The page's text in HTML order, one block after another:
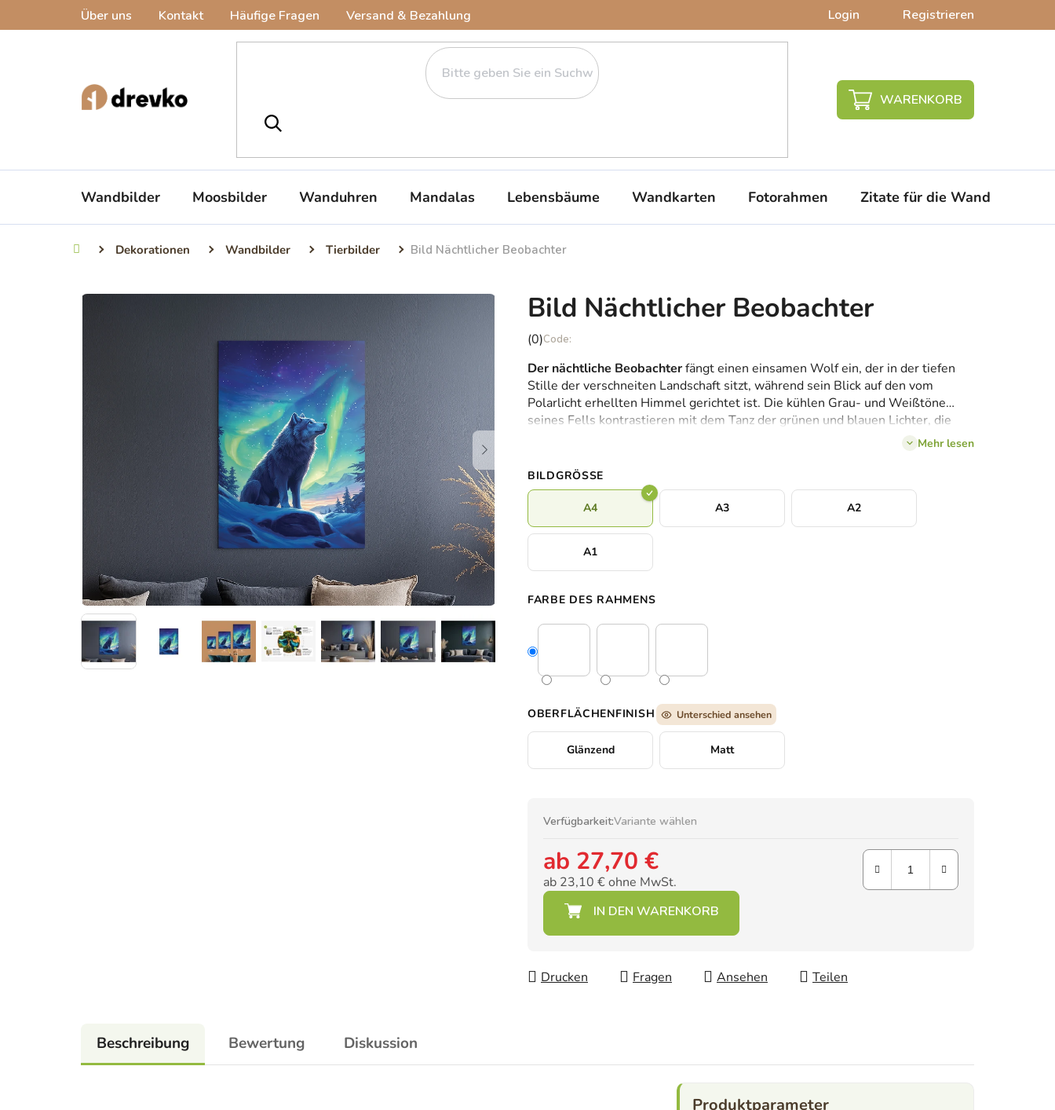
Über uns Kontakt Häufige Fragen Versand & Bezahlung Login Registrieren
WARENKORB
Wandbilder Moosbilder Wanduhren Mandalas Lebensbäume Wandkarten Fotorahmen Zitate für die Wand
StartseiteDekorationen Wandbilder Tierbilder Bild Nächtlicher Beobachter
Bild Nächtlicher Beobachter
Die
Produktbewertung
ist
0,0
von
(0)
Der nächtliche Beobachterfängt einen einsamen Wolf ein, der in der tiefen
Stille der verschneiten Landschaft sitzt, während sein Blick auf den vom
Polarlicht erhellten Himmel gerichtet ist. Die kühlen Grau- und Weißtöne
seines Fells kontrastieren mit dem Tanz der grünen und blauen Lichter, die
den Nachthimmel mit geheimnisvoller Schönheit erfüllen. Verschneite Bäume
Einsamkeit. Diese Szene verkörpert Ruhe, Kraft und Respekt vor der Natur.
Mehr lesen
BILDGRÖSSE
A4 A3 A2
A1
FARBE DES RAHMENS
OBERFLÄCHENFINISH Unterschied ansehen
Glänzend Matt
Verfügbarkeit:Variante wählen
ab 27,70 €
ab 23,10 €ohne MwSt.
Verkaufspreis:
Drucken Fragen Ansehen Teilen
Beschreibung Bewertung Diskussion